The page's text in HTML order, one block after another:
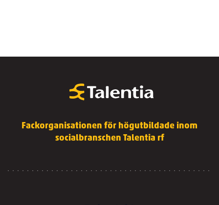
Fackorganisationen för högutbildade inom
socialbranschen Talentia rf